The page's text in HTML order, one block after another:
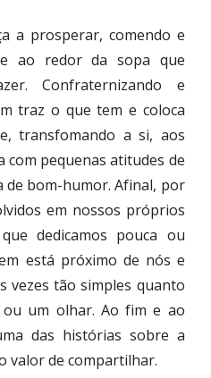
a prosperar, comendo e
ao redor da sopa que
Confraternizando e
traz o que tem e coloca
transfomando a si, aos
com pequenas atitudes de
de bom-humor. Afinal, por
em nossos próprios
dedicamos pouca ou
está próximo de nós e
vezes tão simples quanto
um olhar. Ao fim e ao
das histórias sobre a
valor de compartilhar.